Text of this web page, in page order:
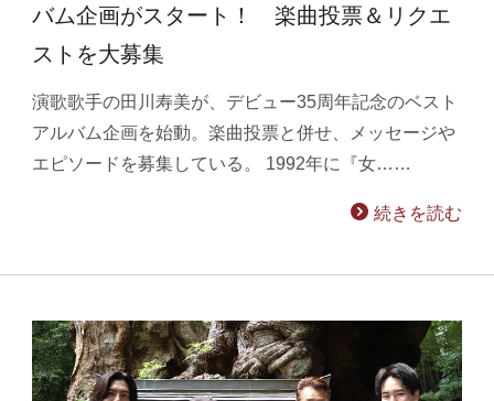
バム企画がスタート！ 楽曲投票＆リクエ
ストを大募集
演歌歌手の田川寿美が、デビュー35周年記念のベスト
アルバム企画を始動。楽曲投票と併せ、メッセージや
エピソードを募集している。 1992年に『女……
続きを読む